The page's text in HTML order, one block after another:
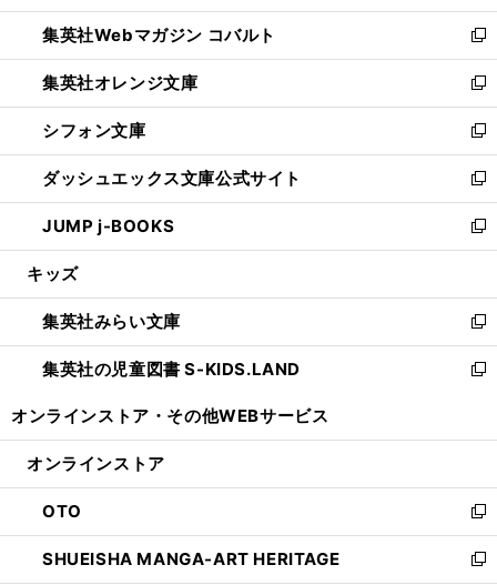
開
く
ウ
で
開
く
ン
ド
ウ
で
開
く
ウ
ィ
ン
ド
ウ
で
開
く
集英社Webマガジン コバルト
新
し
い
ウ
ィ
ン
ド
ウ
で
開
集英社オレンジ文庫
新
し
い
ウ
ィ
ン
ド
ウ
開
く
シフォン文庫
新
し
い
ウ
ィ
ン
ウ
で
開
く
ダッシュエックス文庫公式サイト
新
し
い
ウ
ン
ド
ウ
で
JUMP j-BOOKS
新
し
ウ
ィ
ン
ド
開
キッズ
集英社みらい文庫
新
し
い
ン
ウ
で
開
く
集英社の児童図書 S-KIDS.LAND
新
ウ
ン
ド
ウ
で
オンラインストア・ その他WEBサービス
オンラインストア
OTO
新
し
い
SHUEISHA MANGA-ART HERITAGE
新